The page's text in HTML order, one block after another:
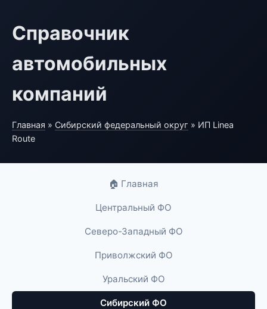
Справочник
автомобильных
компаний
Главная » Сибирский федеральный округ » ИП Linea
Route
🏠 Главная
Центральный ФО
Северо-Западный ФО
Приволжский ФО
Уральский ФО
Сибирский ФО